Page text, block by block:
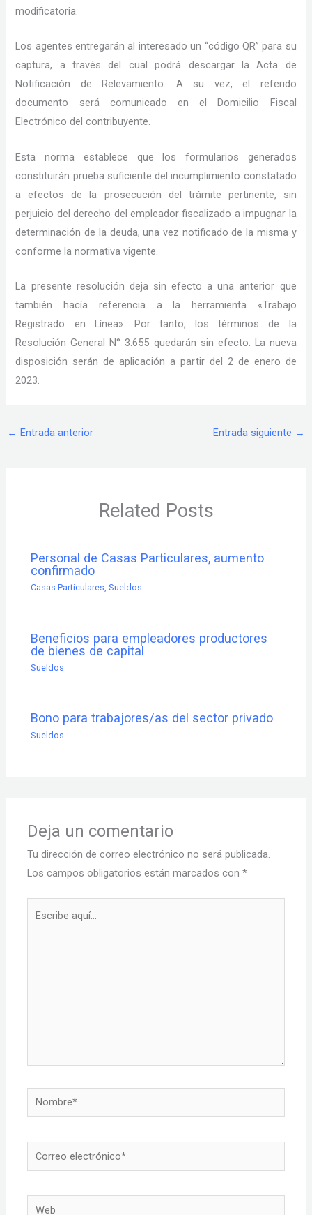
modificatoria.
Los agentes entregarán al interesado un “código QR” para su
captura, a través del cual podrá descargar la Acta de
Notificación de Relevamiento. A su vez, el referido
documento será comunicado en el Domicilio Fiscal
Electrónico del contribuyente.
Esta norma establece que los formularios generados
constituirán prueba suficiente del incumplimiento constatado
a efectos de la prosecución del trámite pertinente, sin
perjuicio del derecho del empleador fiscalizado a impugnar la
determinación de la deuda, una vez notificado de la misma y
conforme la normativa vigente.
La presente resolución deja sin efecto a una anterior que
también hacía referencia a la herramienta «Trabajo
Registrado en Línea». Por tanto, los términos de la
Resolución General N° 3.655 quedarán sin efecto. La nueva
disposición serán de aplicación a partir del 2 de enero de
2023.
← Entrada anterior Entrada siguiente →
Related Posts
Personal de Casas Particulares, aumento
confirmado
Casas Particulares,Sueldos
Beneficios para empleadores productores
de bienes de capital
Sueldos
Bono para trabajores/as del sector privado
Sueldos
Deja un comentario
Tu dirección de correo electrónico no será publicada.
Los campos obligatorios están marcados con*
Nombre*
Correo
electrónico*
Web